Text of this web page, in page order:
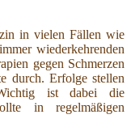
in vielen Fällen wie
wiederkehrenden
gegen Schmerzen
durch. Erfolge stellen
ist dabei die
in regelmäßigen